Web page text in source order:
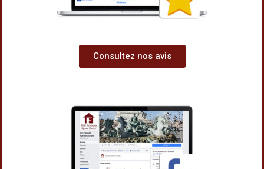
Consultez nos avis